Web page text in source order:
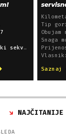
Tip
Obujam
Snaga
Saznaj
NAJČITANIJE